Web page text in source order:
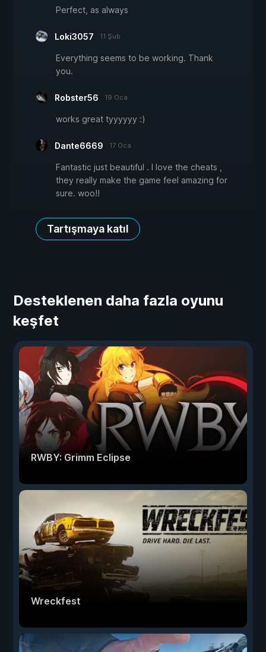
Perfect, as always
Loki3057 11 Şub
Everything seems to be working. Thank
you.
Robster56 19 Oca
works great tyyyyyy :)
Dante6669 17 Oca
Fantastic just beautiful . I love the cheats ,
they really make the game feel amazing for
sure. woo!!
Tartışmaya katıl
Desteklenen daha fazla oyunu
keşfet
RWBY: Grimm Eclipse
Wreckfest